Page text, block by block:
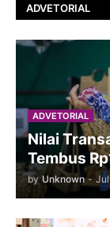
ADVETORIAL
ADVETORIAL
Nilai
Tembus
by Unknown -